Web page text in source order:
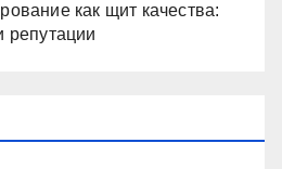
как щит качества:
репутации